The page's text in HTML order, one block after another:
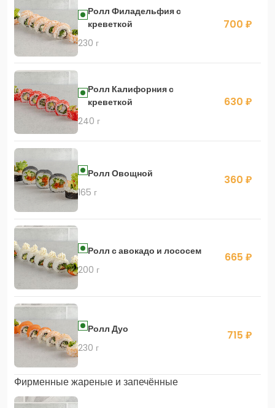
Ролл Филадельфия с
креветкой
230 г
700 ₽
Ролл Калифорния с
креветкой
240 г
630 ₽
Ролл Овощной
165 г
360 ₽
Ролл с авокадо и лососем
200 г
665 ₽
Ролл Дуо
230 г
715 ₽
Фирменные жареные и запечённые